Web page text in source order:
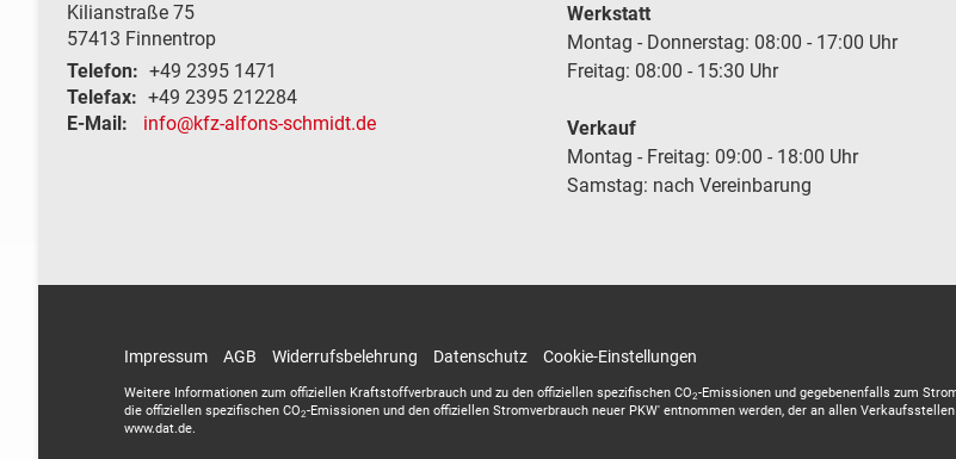
Kilianstraße 75
57413 Finnentrop
Telefon: +49 2395 1471
Telefax: +49 2395 212284
E-Mail:
info@kfz-alfons-schmidt.de
Werkstatt
Montag - Donnerstag: 08:00 - 17:00 Uhr
Freitag: 08:00 - 15:30 Uhr
Verkauf
Montag - Freitag: 09:00 - 18:00 Uhr
Samstag: nach Vereinbarung
Impressum AGB Widerrufsbelehrung Datenschutz Cookie-Einstellungen
Weitere Informationen zum offiziellen Kraftstoffverbrauch und zu den offiziellen spezifischen CO2-Emissionen und gegebenenfalls zum
die offiziellen spezifischen CO2-Emissionen und den offiziellen Stromverbrauch neuer PKW' entnommen werden, der an allen
www.dat.de.